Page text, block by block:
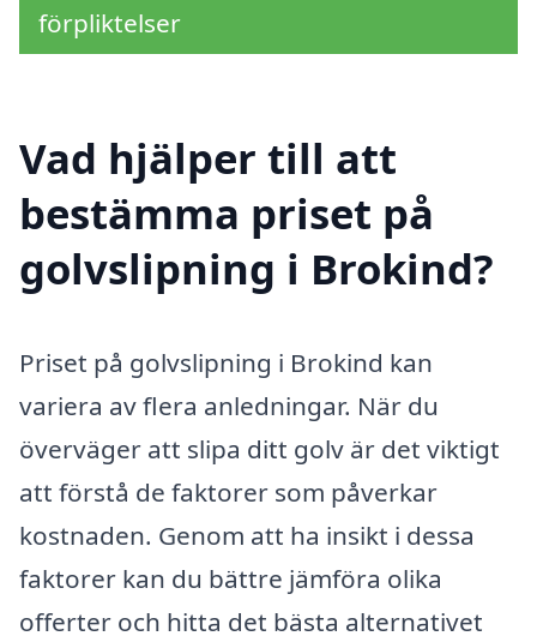
förpliktelser
Vad hjälper till att
bestämma priset på
golvslipning i Brokind?
Priset på golvslipning i Brokind kan
variera av flera anledningar. När du
överväger att slipa ditt golv är det viktigt
att förstå de faktorer som påverkar
kostnaden. Genom att ha insikt i dessa
faktorer kan du bättre jämföra olika
offerter och hitta det bästa alternativet